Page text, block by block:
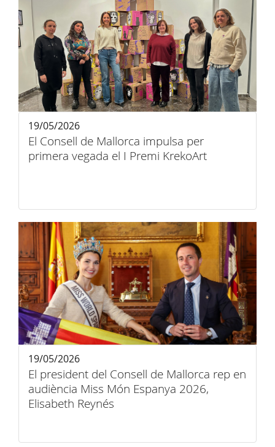
El Consell de Mallorca impulsa per
primera vegada el I Premi KrekoArt
19/05/2026
El president del Consell de Mallorca rep en
audiència Miss Món Espanya 2026,
Elisabeth Reynés
19/05/2026